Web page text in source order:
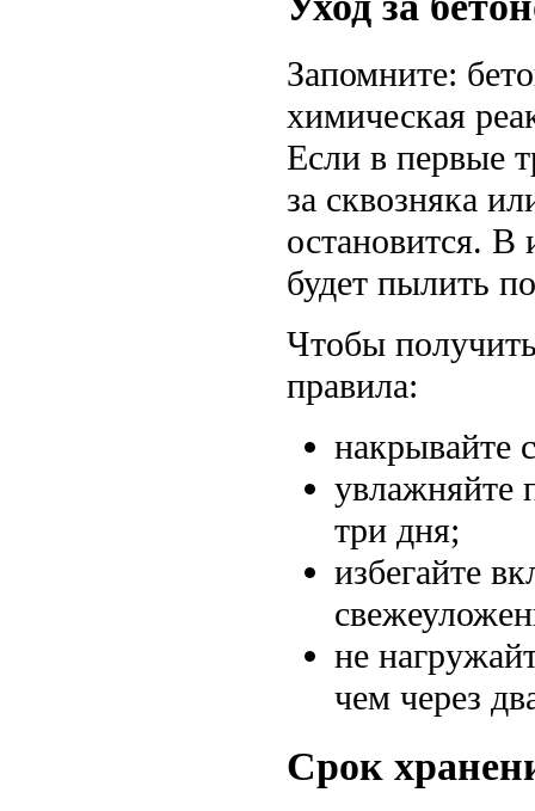
Запомните:
химическая
Если в первые
за сквозняка
остановится. В
будет пылить
Чтобы
правила:
накрывайте
увлажняйте
три дня;
избегайте
не
чем через
Срок